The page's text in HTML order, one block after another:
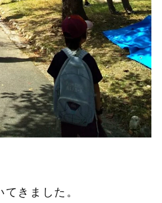
きました。